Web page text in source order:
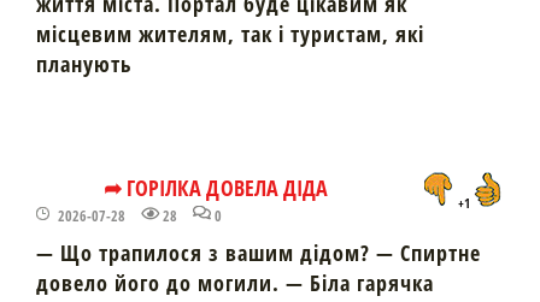
місцевим жителям, так і туристам, які
планують
➦ ГОРІЛКА ДОВЕЛА ДІДА
2026-07-28 28 0
+1
— Що трапилося з вашим дідом? — Спиртне
довело його до могили. — Біла гарячка